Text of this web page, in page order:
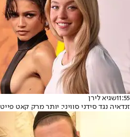
11:55שגיא לירן
זנדאיה נגד סידני סוויני: יותר מרק קאט פייט